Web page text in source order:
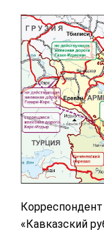
«Кавказский